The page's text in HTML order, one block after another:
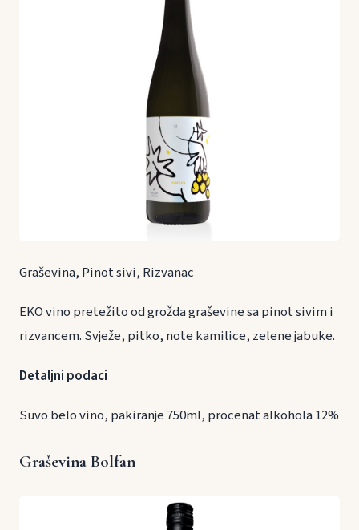
Graševina, Pinot sivi, Rizvanac
EKO vino pretežito od grožda graševine sa pinot sivim i
rizvancem. Svježe, pitko, note kamilice, zelene jabuke.
Detaljni podaci
Suvo belo vino, pakiranje 750ml, procenat alkohola 12%
Graševina Bolfan